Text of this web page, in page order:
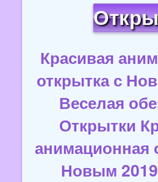
Красивая
открытка с
Веселая
Открытки
анимационная
Новым